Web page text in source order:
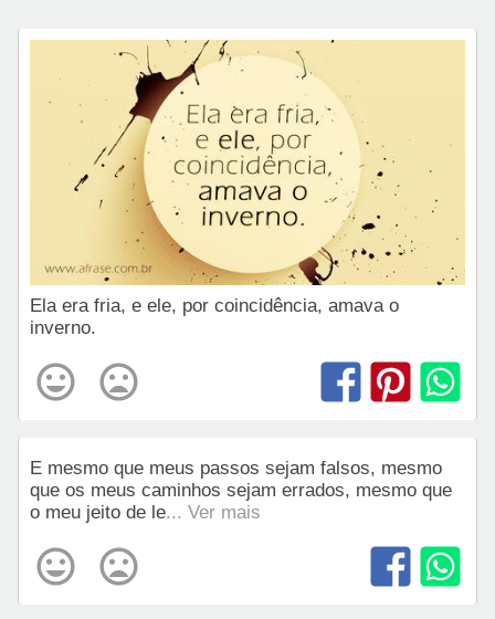
Ela era fria, e ele, por coincidência, amava o
inverno.
E mesmo que meus passos sejam falsos, mesmo
que os meus caminhos sejam errados, mesmo que
o meu jeito de le... Ver mais